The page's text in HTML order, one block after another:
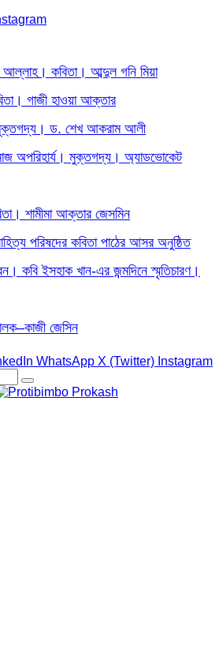
আল্লাহ। কবিতা। আব্দুল গনি মিয়া
গাজী হাওয়া আক্তার
ড. শেখ আকরাম আলী
অপরিহার্য। মুক্তগদ্য। অ্যাডভোকেট
শামীমা আক্তার জেসমিন
পরিষদের কবিতা পাঠের আসর অনুষ্ঠিত
কবি ইসহাক খান-এর জন্মদিনে স্মৃতিচারণ।
জেসিন
WhatsApp X (Twitter) Instagram